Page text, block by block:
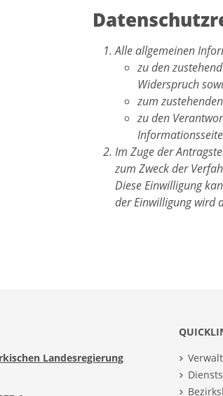
Alle allgemeinen
zu den
Widerspruch
zum
zu den
Im Zuge der
zum Zweck der
Diese Einwilligung
der Einwilligung wird
Landesregierung